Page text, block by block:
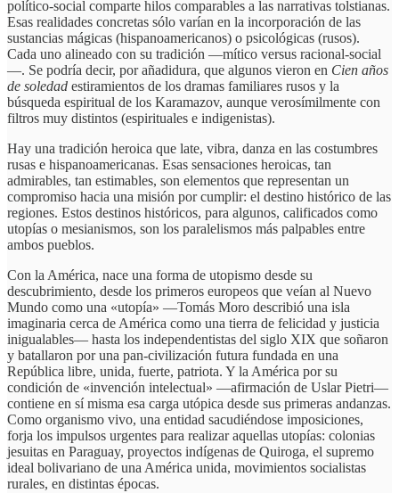
político-social comparte hilos comparables a las narrativas tolstianas.
Esas realidades concretas sólo varían en la incorporación de las
sustancias mágicas (hispanoamericanos) o psicológicas (rusos).
Cada uno alineado con su tradición —mítico versus racional-social
—. Se podría decir, por añadidura, que algunos vieron en Cien años
de soledad estiramientos de los dramas familiares rusos y la
búsqueda espiritual de los Karamazov, aunque verosímilmente con
filtros muy distintos (espirituales e indigenistas).
Hay una tradición heroica que late, vibra, danza en las costumbres
rusas e hispanoamericanas. Esas sensaciones heroicas, tan
admirables, tan estimables, son elementos que representan un
compromiso hacia una misión por cumplir: el destino histórico de las
regiones. Estos destinos históricos, para algunos, calificados como
utopías o mesianismos, son los paralelismos más palpables entre
ambos pueblos.
Con la América, nace una forma de utopismo desde su
descubrimiento, desde los primeros europeos que veían al Nuevo
Mundo como una «utopía» —Tomás Moro describió una isla
imaginaria cerca de América como una tierra de felicidad y justicia
inigualables— hasta los independentistas del siglo XIX que soñaron
y batallaron por una pan-civilización futura fundada en una
República libre, unida, fuerte, patriota. Y la América por su
condición de «invención intelectual» —afirmación de Uslar Pietri—
contiene en sí misma esa carga utópica desde sus primeras andanzas.
Como organismo vivo, una entidad sacudiéndose imposiciones,
forja los impulsos urgentes para realizar aquellas utopías: colonias
jesuitas en Paraguay, proyectos indígenas de Quiroga, el supremo
ideal bolivariano de una América unida, movimientos socialistas
rurales, en distintas épocas.